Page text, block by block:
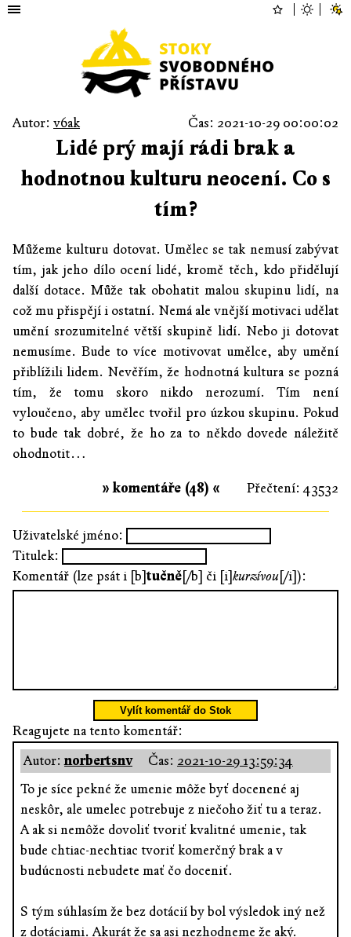
Autor: v6ak Čas: 2021-10-29 00:00:02
Lidé prý mají rádi brak a
hodnotnou kulturu neocení. Co s
tím?
Můžeme kulturu dotovat. Umělec se tak nemusí zabývat
tím, jak jeho dílo ocení lidé, kromě těch, kdo přidělují
další dotace. Může tak obohatit malou skupinu lidí, na
což mu přispějí i ostatní. Nemá ale vnější motivaci udělat
umění srozumitelné větší skupině lidí. Nebo ji dotovat
nemusíme. Bude to více motivovat umělce, aby umění
přiblížili lidem. Nevěřím, že hodnotná kultura se pozná
tím, že tomu skoro nikdo nerozumí. Tím není
vyloučeno, aby umělec tvořil pro úzkou skupinu. Pokud
to bude tak dobré, že ho za to někdo dovede náležitě
ohodnotit…
Přečtení: 43532
» komentáře (48) «
Uživatelské jméno:
Titulek:
Komentář (lze psát i [b]tučně[/b] či [i]kurzívou[/i]):
Vylít komentář do Stok
Reagujete na tento komentář:
Autor:norbertsnv Čas: 2021-10-29 13:59:34
To je síce pekné že umenie môže byť docenené aj
neskôr, ale umelec potrebuje z niečoho žiť tu a teraz.
A ak si nemôže dovoliť tvoriť kvalitné umenie, tak
bude chtiac-nechtiac tvoriť komerčný brak a v
budúcnosti nebudete mať čo doceniť.
S tým súhlasím že bez dotácií by bol výsledok iný než
z dotáciami. Akurát že sa asi nezhodneme že aký.